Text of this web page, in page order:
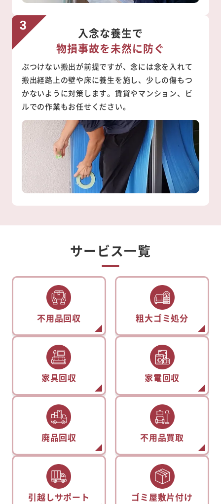
入念な養生で
物損事故を未然に防ぐ
ぶつけない搬出が前提ですが、念には念を入れて
搬出経路上の壁や床に養生を施し、少しの傷もつ
かないように対策します。賃貸やマンション、ビ
ルでの作業もお任せください。
サービス一覧
不用品回収 粗大ゴミ処分
家具回収 家電回収
廃品回収 不用品買取
引越しサポート ゴミ屋敷片付け